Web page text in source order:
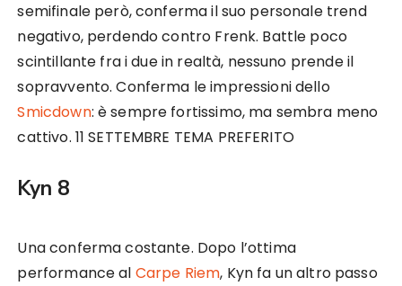
semifinale però, conferma il suo personale trend
negativo, perdendo contro Frenk. Battle poco
scintillante fra i due in realtà, nessuno prende il
sopravvento. Conferma le impressioni dello
Smicdown: è sempre fortissimo, ma sembra meno
cattivo. 11 SETTEMBRE TEMA PREFERITO
Kyn 8
Una conferma costante. Dopo l’ottima
performance al Carpe Riem, Kyn fa un altro passo